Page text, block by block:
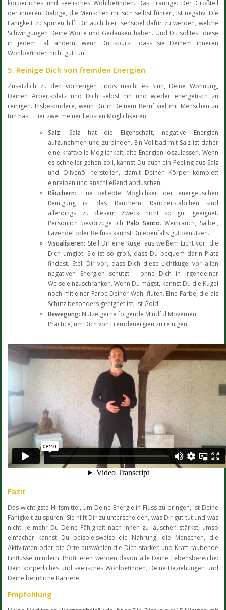
körperliches und seelisches Wohlbefinden. Das Traurige: Der Großteil
der inneren Dialoge, die Menschen mit sich selbst führen, ist negativ. Die
Fähigkeit zu spüren hilft Dir auch hier, sensibel dafür zu werden, welche
Schwingungen Deine Worte und Gedanken haben. Und Du solltest diese
in jedem Fall ändern, wenn Du spürst, dass sie Deinem inneren
Wohlbefinden nicht gut tun.
5. Reinige Dich von fremden Energien
Zusätzlich zu den vorherigen Tipps macht es Sinn, Deine Wohnung,
Deinen Arbeitsplatz und Dich selbst hin und wieder energetisch zu
reinigen. Insbesondere, wenn Du in Deinem Beruf viel mit Menschen zu
tun hast. Hier zwei meiner liebsten Möglichkeiten:
Salz: Salz hat die Eigenschaft, negative Energien
aufzunehmen und zu binden. Ein Vollbad mit Salz ist daher
eine kraftvolle Möglichkeit, alte Energien loszulassen. Wenn
es schneller gehen soll, kannst Du auch ein Peeling aus Salz
und Olivenöl herstellen, damit Deinen Körper komplett
einreiben und anschließend abduschen.
Räuchern: Eine beliebte Möglichkeit der energetischen
Reinigung ist das Räuchern. Räucherstäbchen sind
allerdings zu diesem Zweck nicht so gut geeignet.
Persönlich bevorzuge ich Palo Santo. Weihrauch, Salbei,
Lavendel oder Beifuss kannst Du ebenfalls gut benutzen.
Visualisieren: Stell Dir eine Kugel aus weißem Licht vor, die
Dich umgibt. Sie ist so groß, dass Du bequem darin Platz
findest. Stell Dir vor, dass Dich diese Lichtkugel vor allen
negativen Energien schützt – ohne Dich in irgendeiner
Weise einzuschränken. Wenn Du magst, kannst Du die Kugel
noch mit einer Farbe Deiner Wahl fluten. Eine Farbe, die als
Schutz besonders geeignet ist, ist Gold.
Bewegung: Nutze gerne folgende Mindful Movement
Practice, um Dich von Fremdenergien zu reinigen.
Fazit
Das wichtigste Hilfsmittel, um Deine Energie in Fluss zu bringen, ist Deine
Fähigkeit zu spüren. Sie hilft Dir zu unterscheiden, was Dir gut tut und was
nicht. Je mehr Du Deine Fähigkeit nach innen zu lauschen stärkst, umso
einfacher kannst Du beispielsweise die Nahrung, die Menschen, die
Aktivitäten oder die Orte auswählen die Dich stärken und Kraft raubende
Einflüsse mindern. Profitieren werden davon alle Deine Lebensbereiche:
Dein körperliches und seelisches Wohlbefinden, Deine Beziehungen und
Deine berufliche Karriere.
Empfehlung